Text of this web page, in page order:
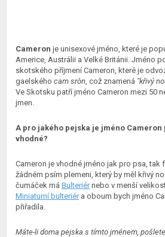
Cameron je unisexové jméno, které je
Americe, Austrálii a Velké Británii. Jméno
skotského příjmení Cameron, které je
gaelského cam sròn, což znamená "křivý
Ve Skotsku patří jméno Cameron mezi 50
jmen.
A pro jakého pejska je jméno Cameron
vhodné?
Cameron je vhodné jméno jak pro psa, tak
žádném psím plemeni, který by měl křivý
čumáček má Bulteriérnebo v menší
Miniaturní bulteriéra oboum bych jméno
přiřadila.
Máte-li doma pejska s tímto jménem,